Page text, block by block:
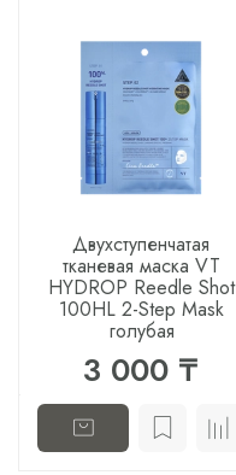
Двухступенчатая
тканевая маска VT
HYDROP Reedle Shot
100HL 2-Step Mask
голубая
3 000 ₸